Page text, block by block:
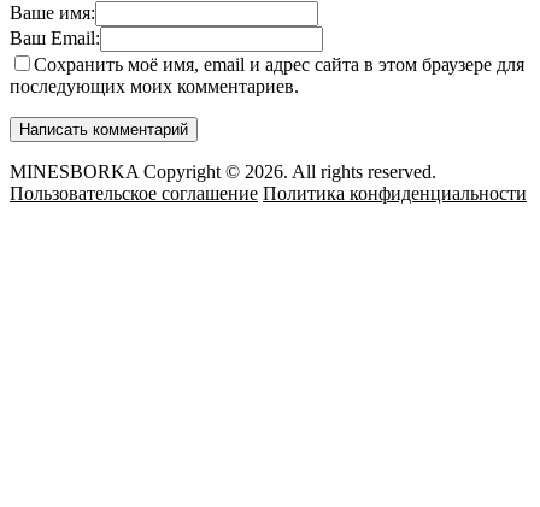
Ваше имя:
Ваш Email:
Сохранить моё имя, email и адрес сайта в этом браузере для
последующих моих комментариев.
MINESBORKA Copyright © 2026. All rights reserved.
Пользовательское соглашение Политика конфиденциальности